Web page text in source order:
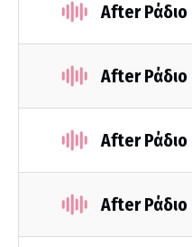
After
After
After
After